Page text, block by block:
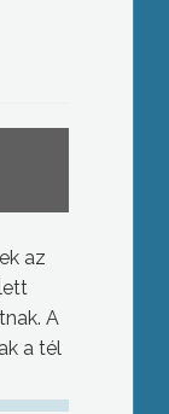
az
A
a tél